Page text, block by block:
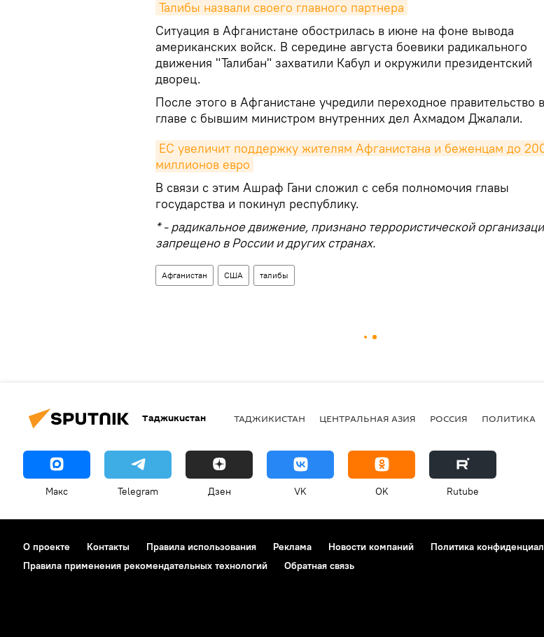
Талибы назвали своего главного партнера
Ситуация в Афганистане обострилась в июне на фоне вывода
американских войск. В середине августа боевики радикального
движения "Талибан" захватили Кабул и окружили президентский
дворец.
После этого в Афганистане учредили переходное правительство
главе с бывшим министром внутренних дел Ахмадом Джалали.
ЕС увеличит поддержку жителям Афганистана и беженцам до
миллионов евро
В связи с этим Ашраф Гани сложил с себя полномочия главы
государства и покинул республику.
* - радикальное движение, признано террористической
запрещено в России и других странах.
Афганистан США талибы
Таджикистан ТАДЖИКИСТАН ЦЕНТРАЛЬНАЯ АЗИЯ РОССИЯ ПОЛИТИКА
Макс Telegram Дзен VK OK Rutube
О проекте Контакты Правила использования Реклама Новости компаний Политика
Правила применения рекомендательных технологий
Обратная связь